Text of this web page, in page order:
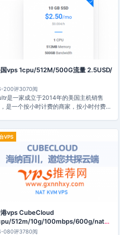
vps 1cpu/512M/500G流量 2.5USD/
200评3070阅
是一家成立于2014年的美国主机销售
是一个按小时计费的商家，按小时付费
VPS
vps CubeCloud
512m/10g/100mbps/600g/nat
月
080评3780阅